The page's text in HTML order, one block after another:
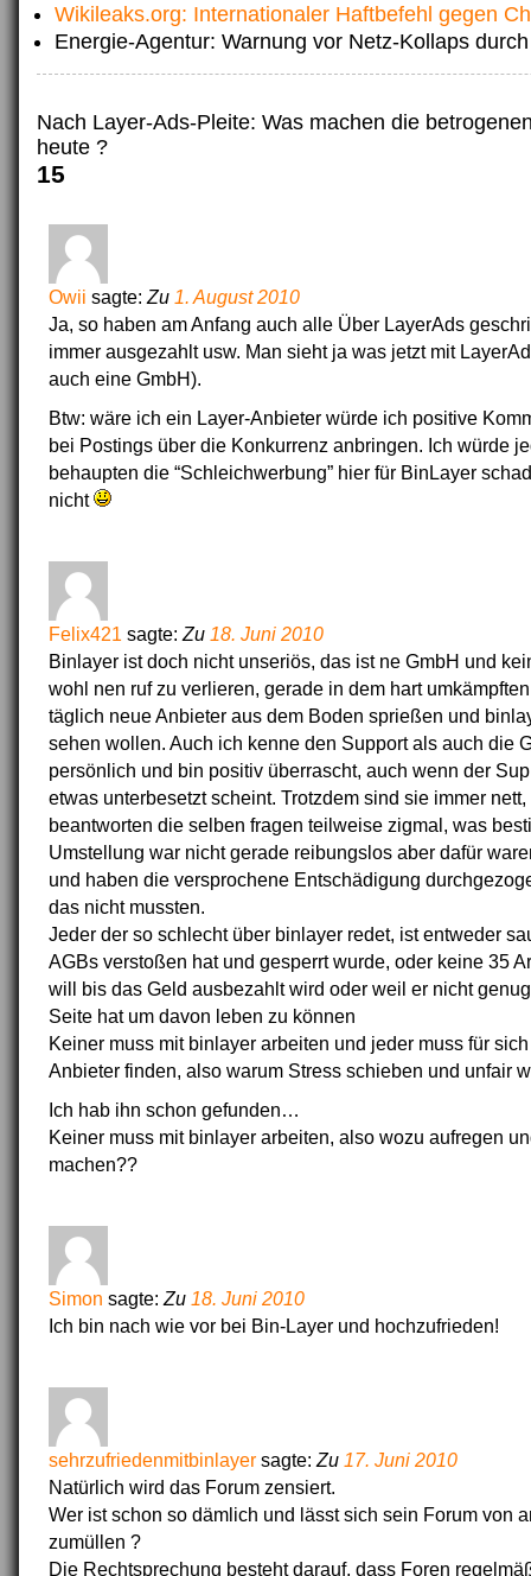
Wikileaks.org: Internationaler Haftbefehl gegen
Energie-Agentur: Warnung vor Netz-Kollaps
Nach Layer-Ads-Pleite: Was machen die
heute ?
15
Owii sagte: Zu 1. August 2010
Ja, so haben am Anfang auch alle Über LayerAds
immer ausgezahlt usw. Man sieht ja was jetzt mit
auch eine GmbH).
Btw: wäre ich ein Layer-Anbieter würde ich positive
bei Postings über die Konkurrenz anbringen. Ich würde
behaupten die “Schleichwerbung” hier für BinLayer
nicht
Felix421 sagte: Zu 18. Juni 2010
Binlayer ist doch nicht unseriös, das ist ne GmbH und
wohl nen ruf zu verlieren, gerade in dem hart
täglich neue Anbieter aus dem Boden sprießen und
sehen wollen. Auch ich kenne den Support als auch die
persönlich und bin positiv überrascht, auch wenn der
etwas unterbesetzt scheint. Trotzdem sind sie immer
beantworten die selben fragen teilweise zigmal, was
Umstellung war nicht gerade reibungslos aber dafür
und haben die versprochene Entschädigung
das nicht mussten.
Jeder der so schlecht über binlayer redet, ist entweder
AGBs verstoßen hat und gesperrt wurde, oder keine 35
will bis das Geld ausbezahlt wird oder weil er nicht
Seite hat um davon leben zu können
Keiner muss mit binlayer arbeiten und jeder muss für
Anbieter finden, also warum Stress schieben und unfair
Ich hab ihn schon gefunden…
Keiner muss mit binlayer arbeiten, also wozu aufregen
machen??
Simon sagte: Zu 18. Juni 2010
Ich bin nach wie vor bei Bin-Layer und hochzufrieden!
sehrzufriedenmitbinlayer sagte: Zu 17. Juni 2010
Natürlich wird das Forum zensiert.
Wer ist schon so dämlich und lässt sich sein Forum von
zumüllen ?
Die Rechtsprechung besteht darauf, dass Foren